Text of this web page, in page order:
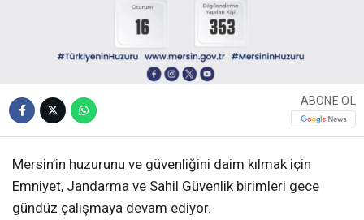
ABONE OL
Mersin’in huzurunu ve güvenliğini daim kılmak için
Emniyet, Jandarma ve Sahil Güvenlik birimleri gece
gündüz çalışmaya devam ediyor.